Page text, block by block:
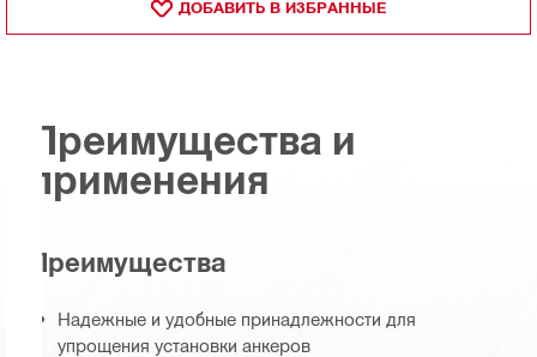
ДОБАВИТЬ В ИЗБРАННЫЕ
Преимущества и
применения
Преимущества
Надежные и удобные принадлежности для
упрощения установки анкеров